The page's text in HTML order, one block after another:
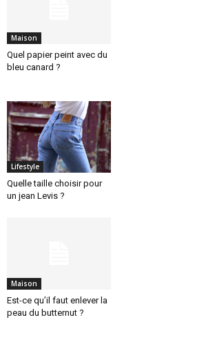
Maison
Quel papier peint avec du
bleu canard ?
Lifestyle
Quelle taille choisir pour
un jean Levis ?
Maison
Est-ce qu’il faut enlever la
peau du butternut ?